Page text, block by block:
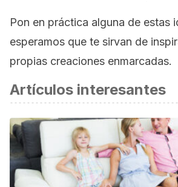
Pon en práctica alguna de estas
esperamos que te sirvan de
propias creaciones enmarcadas.
Artículos interesantes